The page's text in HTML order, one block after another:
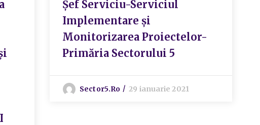
Șef Serviciu-Serviciul
Implementare și
Monitorizarea Proiectelor-
Primăria Sectorului 5
Sector5.ro 29 ianuarie 2021